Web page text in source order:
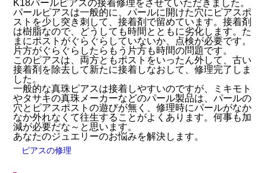
K18パールピアスの接着修理をさせていただきました。
パールピアスは一般的に、パールに開けた穴にピアスポ
ストを少し突き刺して、接着剤で留めています。接着剤
は樹脂なので、どうしても時間とともに劣化します。た
まにポストがぐらぐらしていないか、点検が必要です。
片方がぐらぐらしたらもう片方も時間の問題です。
このピアスは、両方ともポストをいったん外して、古い
接着剤を除去して新たに接着しなおして、修理完了しま
した。
一般的な真珠ピアスは接着しやすいのですが、ミキモト
やタサキの真珠メーカーなどのパール製品は、パールの
穴とピアスポストの遊びが無く、修理時にパールがなか
なか外れなくて往生することがよくあります。何事も加
減が必要だな～と思います。
あなたのジュエリーのお悩みを解決します。
ピアスの修理